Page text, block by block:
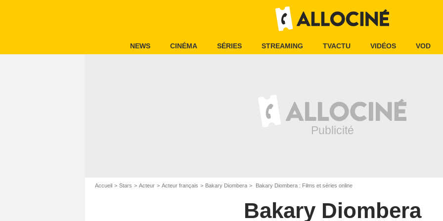
NEWS CINÉMA SÉRIES STREAMING TVACTU VIDÉOS VOD
Accueil Stars Acteur Acteur français Bakary Diombera Bakary Diombera : Films et séries online
Bakary Diombera